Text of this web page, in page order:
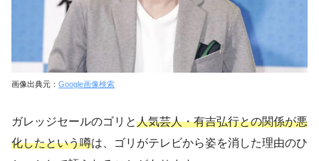
画像出典元： Google画像検索
ガレッジセールのゴリと人気芸人・有吉弘行との関係が悪
化したという噂は、ゴリがテレビから姿を消した理由のひ